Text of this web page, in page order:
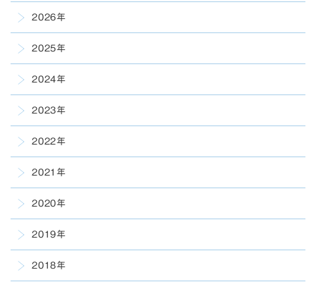
2026年
2025年
2024年
2023年
2022年
2021年
2020年
2019年
2018年